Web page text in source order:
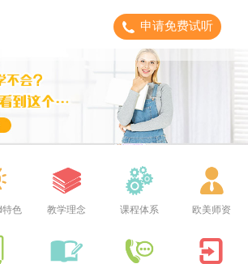
申请免费试听
色 教学理念 课程体系 欧美师资